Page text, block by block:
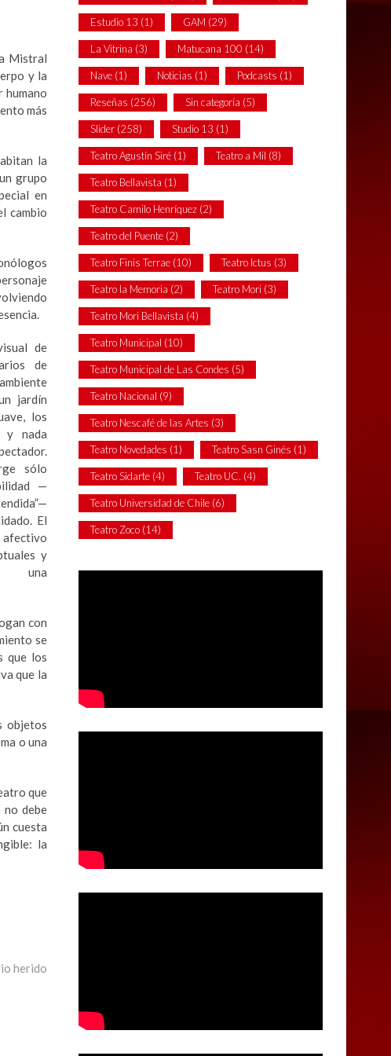
Mistral
y la
más
la
grupo
en
cambio
de
de
jardín
los
y nada
sólo
—
El
y
una
con
se
que los
que la
objetos
o una
que
no debe
cuesta
la
herido
Estudio 13 (1) GAM (29)
La Vitrina (3) Matucana 100 (14)
Nave (1) Noticias (1) Podcasts (1)
Reseñas (256) Sin categoría (5)
Slider (258) Studio 13 (1)
Teatro Agustín Siré (1) Teatro a Mil (8)
Teatro Bellavista (1)
Teatro Camilo Henríquez (2)
Teatro del Puente (2)
Teatro Finis Terrae (10) Teatro Ictus (3)
Teatro la Memoria (2) Teatro Mori (3)
Teatro Mori Bellavista (4)
Teatro Municipal (10)
Teatro Municipal de Las Condes (5)
Teatro Nacional (9)
Teatro Nescafé de las Artes (3)
Teatro Novedades (1) Teatro Sasn Ginés (1)
Teatro Sidarte (4) Teatro UC. (4)
Teatro Universidad de Chile (6)
Teatro Zoco (14)